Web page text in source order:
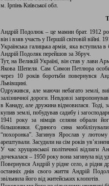
м. Ірпінь Київської обл.
Андрій Подолюк – це мамин брат. 1912
він і взяв участь у Першій світовій війні.
Українська галицька армія, яка
Андрій Подоляк перейшов за Збруч.
Тут, на Великій Україні, він став у лави
Якова Шепеля. Сам Симон Петлюра
через 10 років боротьби повернувся
Львівщині.
Одружився, але маючи небагато землі,
залізничної дороги. Невдовзі
в Канаду, але дружина відмовилася. Тоді,
купив землі, побудував садибу і
1941 року за німців селяни обрали
більшовики. Єдиного сина
“похоронка”. Загинув Ярослав у
арештували. Засудили на сім років
У час хрущовської політичної
дочекалася – 1950 року вона загинула від
Повернувся Андрій у рідне село, а рідня
останніх днів свого життя Андрій
звільнила його від житейських клопотів.